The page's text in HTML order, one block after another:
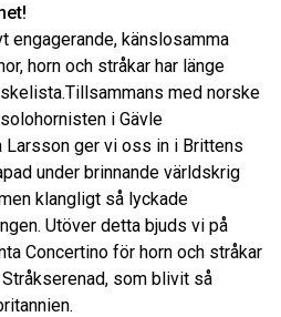
engagerande, känslosamma
horn och stråkar har länge
med norske
i Gävle
Larsson ger vi oss in i Brittens
under brinnande världskrig
klangligt så lyckade
Utöver detta bjuds vi på
Concertino för horn och stråkar
som blivit så